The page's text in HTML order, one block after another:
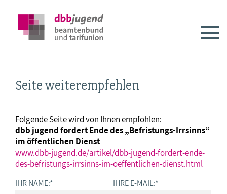
Seite weiterempfehlen
Folgende Seite wird von Ihnen empfohlen:
dbb jugend fordert Ende des „Befristungs-Irrsinns“
im öffentlichen Dienst
www.dbb-jugend.de/artikel/dbb-jugend-fordert-ende-
des-befristungs-irrsinns-im-oeffentlichen-dienst.html
IHR NAME:* IHRE E-MAIL:*